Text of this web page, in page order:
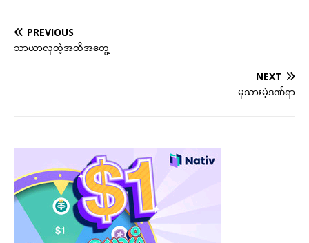
PREVIOUS
သာယာလှတဲ့အထိအတွေ့
NEXT
မုသားမဲ့ဒဏ်ရာ